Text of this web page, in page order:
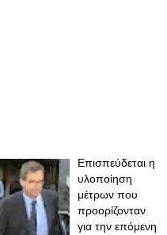
Επισπεύδεται η
υλοποίηση
μέτρων που
προορίζονταν
για την επόμενη